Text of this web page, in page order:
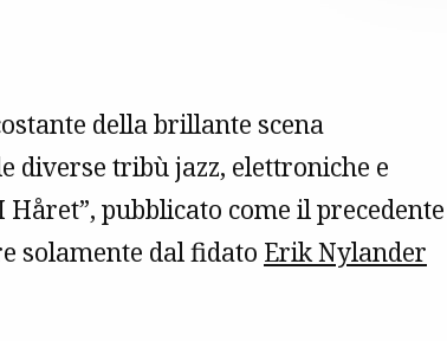
della brillante scena
diverse tribù jazz, elettroniche e
pubblicato come il precedente
solamente dal fidato Erik Nylander